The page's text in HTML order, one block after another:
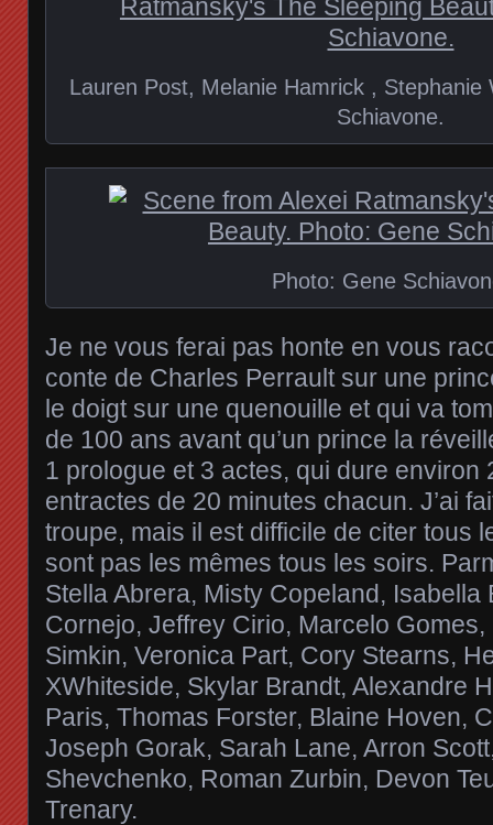
Lauren Post, Melanie Hamrick ,
Schiavone.
Photo: Gene
Je ne vous ferai pas honte en vous
conte de Charles Perrault sur une
le doigt sur une quenouille et qui va
de 100 ans avant qu’un prince la
1 prologue et 3 actes, qui dure environ
entractes de 20 minutes chacun. J’ai
troupe, mais il est difficile de citer tous
sont pas les mêmes tous les soirs.
Stella Abrera, Misty Copeland, Isabella
Cornejo, Jeffrey Cirio, Marcelo
Simkin, Veronica Part, Cory Stearns,
XWhiteside, Skylar Brandt, Alexandre
Paris, Thomas Forster, Blaine Hoven,
Joseph Gorak, Sarah Lane, Arron
Shevchenko, Roman Zurbin, Devon
Trenary.